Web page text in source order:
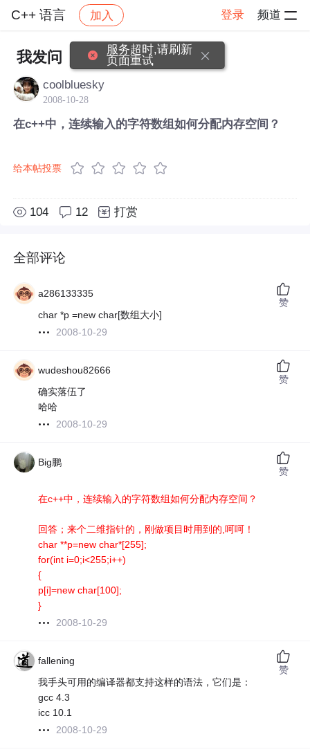
C++ 语言 加入 登录 频道
社区 C++ 语言 帖子详情
我发问
coolbluesky
2008-10-28
在c++中，连续输入的字符数组如何分配内存空间？
给本帖投票
104 12 打赏
全部评论
a286133335
char *p =new char[数组大小]
2008-10-29
赞
wudeshou82666
确实落伍了
哈哈
2008-10-29
赞
Big鹏
在c++中，连续输入的字符数组如何分配内存空间？
回答；来个二维指针的，刚做项目时用到的,呵呵！
char **p=new char*[255];
for(int i=0;i<255;i++)
{
p[i]=new char[100];
}
2008-10-29
赞
fallening
我手头可用的编译器都支持这样的语法，它们是：
gcc 4.3
icc 10.1
2008-10-29
赞
服务超时,请刷新
页面重试